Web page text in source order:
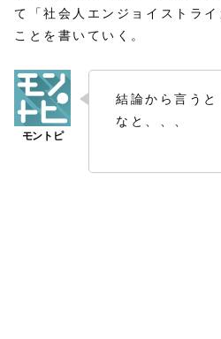
て「社会人エンジョイストラ
ことを書いていく。
結論から言うと
なと、、、